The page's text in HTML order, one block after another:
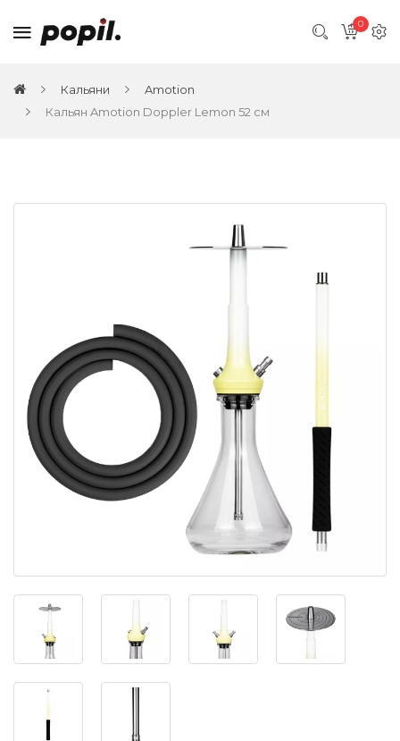
0
Кальяни
Amotion
Кальян Amotion Doppler Lemon 52 см